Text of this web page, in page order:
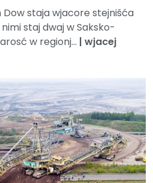
staja wjacore stejnišća
staj dwaj w Saksko-
w regionj... | wjacej